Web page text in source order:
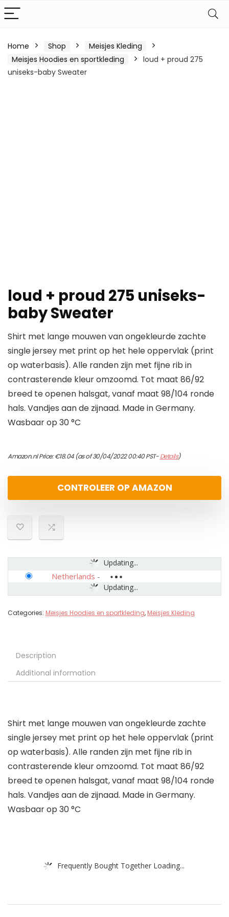
Home Shop
Meisjes Kleding
Meisjes Hoodies en sportkleding
loud + proud 275
uniseks-baby Sweater
loud + proud 275 uniseks-
baby Sweater
Shirt met lange mouwen van ongekleurde zachte
single jersey met print op het hele oppervlak (print
op waterbasis). Alle randen zijn met fijne rib in
contrasterende kleur omzoomd. Tot maat 86/92
breed te openen halsgat, vanaf maat 98/104 ronde
hals. Vandjes aan de zijnaad. Made in Germany.
Wasbaar op 30 °C
Amazon.nl Price:€18.04(as of 30/04/2022 00:40 PST-Details)
CONTROLEER OP AMAZON
Updating...
Updating...
Netherlands -
Categories: Meisjes Hoodies en sportkleding, Meisjes Kleding
Description
Additional information
Shirt met lange mouwen van ongekleurde zachte
single jersey met print op het hele oppervlak (print
op waterbasis). Alle randen zijn met fijne rib in
contrasterende kleur omzoomd. Tot maat 86/92
breed te openen halsgat, vanaf maat 98/104 ronde
hals. Vandjes aan de zijnaad. Made in Germany.
Wasbaar op 30 °C
Frequently Bought Together Loading...